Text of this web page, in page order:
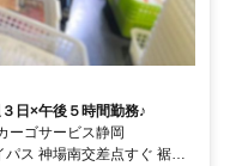
日×午後５時間勤務♪
ーゴサービス静岡
ス 神場南交差点すぐ 裾野